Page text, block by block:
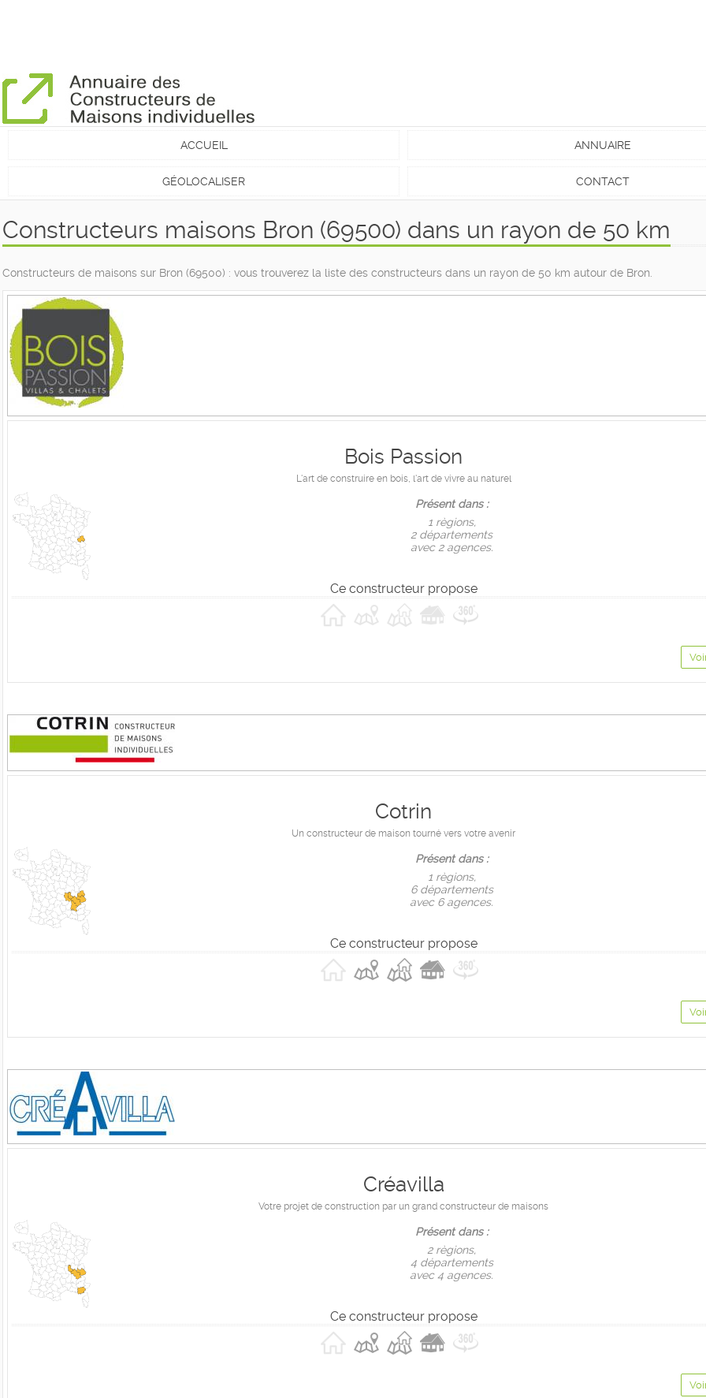
ACCUEIL ANNUAIRE
GÉOLOCALISER CONTACT
Constructeurs maisons Bron (69500) dans un rayon de 50 km
Constructeurs de maisons sur Bron (69500) : vous trouverez la liste des constructeurs dans un rayon de 50 km autour de Bron.
Bois Passion
L'art de construire en bois, l'art de vivre au naturel
Présent dans :
1 règions,
2 départements
avec 2 agences.
Ce constructeur propose
Cotrin
Un constructeur de maison tourné vers votre avenir
Présent dans :
1 règions,
6 départements
avec 6 agences.
Ce constructeur propose
Créavilla
Votre projet de construction par un grand constructeur de maisons
Présent dans :
2 règions,
4 départements
avec 4 agences.
Ce constructeur propose